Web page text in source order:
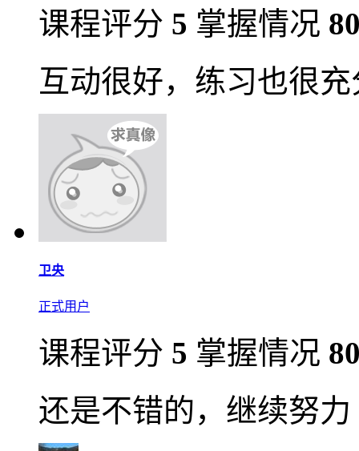
课程评分 5 掌握情况
互动很好，练习也很充
卫央
正式用户
课程评分 5 掌握情况
还是不错的，继续努力